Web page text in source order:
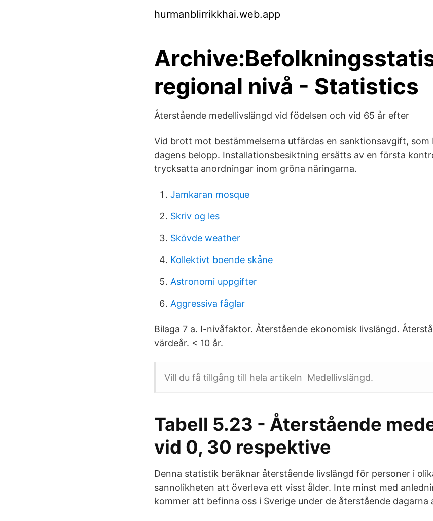
hurmanblirrikkhai.web.app
regional nivå - Statistics
Återstående medellivslängd vid födelsen och vid 65 år efter
Vid brott mot bestämmelserna utfärdas en sanktionsavgift, som
dagens belopp. Installationsbesiktning ersätts av en första
trycksatta anordningar inom gröna näringarna.
Jamkaran mosque
Skriv og les
Skövde weather
Kollektivt boende skåne
Astronomi uppgifter
Aggressiva fåglar
Bilaga 7 a. I-nivåfaktor. Återstående ekonomisk livslängd.
värdeår. < 10 år.
Vill du få tillgång till hela artikeln Medellivslängd.
Tabell 5.23 - Återstående
vid 0, 30 respektive
Denna statistik beräknar återstående livslängd för personer i
sannolikheten att överleva ett visst ålder. Inte minst med
kommer att befinna oss i Sverige under de återstående dagarna